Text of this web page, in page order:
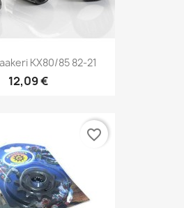
KX80/85 82-21
12,09 €
favorite_border